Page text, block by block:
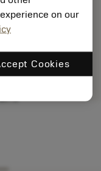
on our
Cookies